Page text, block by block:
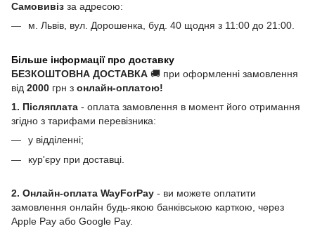
Самовивіз за адресою:
м. Львів, вул. Дорошенка, буд. 40 щодня з 11:00 до 21:00.
Більше інформації про доставку
БЕЗКОШТОВНА ДОСТАВКА 🚚 при оформленні замовлення
від 2000 грн з онлайн-оплатою!
1. Післяплата - оплата замовлення в момент його отримання
згідно з тарифами перевізника:
у відділенні;
кур'єру при доставці.
2. Онлайн-оплата WayForPay - ви можете оплатити
замовлення онлайн будь-якою банківською карткою, через
Apple Pay або Google Pay.